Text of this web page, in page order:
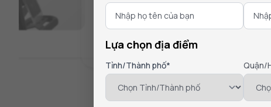
Lựa chọn địa điểm
Tỉnh/Thành phố* Quận/